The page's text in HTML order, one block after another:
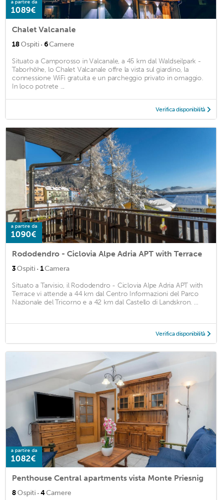
a partire da
1089€
Chalet Valcanale
18Ospiti · 6Camere
Situato a Camporosso in Valcanale, a 45 km dal Waldseilpark -
Taborhöhe, lo Chalet Valcanale offre la vista sul giardino, la
connessione WiFi gratuita e un parcheggio privato in omaggio.
In loco potrete ...
Verifica disponibilità
a partire da
1090€
Rododendro - Ciclovia Alpe Adria APT with Terrace
3Ospiti · 1Camera
Situato a Tarvisio, il Rododendro - Ciclovia Alpe Adria APT with
Terrace vi attende a 44 km dal Centro Informazioni del Parco
Nazionale del Tricorno e a 42 km dal Castello di Landskron. ...
Verifica disponibilità
a partire da
1082€
Penthouse Central apartments vista Monte Priesnig
8Ospiti · 4Camere